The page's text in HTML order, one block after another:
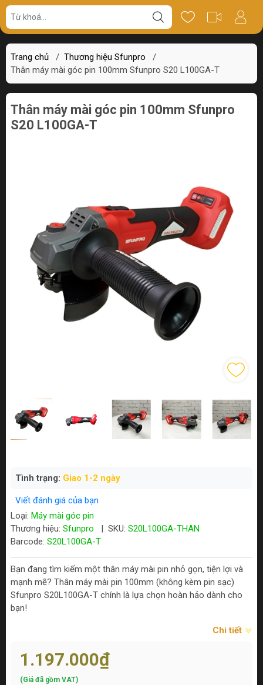
Trang chủ / Thương hiệu Sfunpro
/
Thân máy mài góc pin 100mm Sfunpro S20 L100GA-T
Giá bán Thông số Review
Thân máy mài góc pin 100mm Sfunpro
S20 L100GA-T
Tình trạng: Giao 1-2 ngày
Viết đánh giá của bạn
Loại: Máy mài góc pin
Thương hiệu: Sfunpro SKU: S20L100GA-THAN
Barcode: S20L100GA-T
Bạn đang tìm kiếm một thân máy mài pin nhỏ gọn, tiện lợi và
mạnh mẽ? Thân máy mài pin 100mm (không kèm pin sạc)
Sfunpro S20L100GA-T chính là lựa chọn hoàn hảo dành cho
bạn!
Chi tiết
1.197.000₫
(Giá đã gồm VAT)